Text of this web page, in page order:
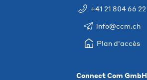
+41 21 804 66 22
info@ccm.ch
Plan d'accès
Connect Com GmbH